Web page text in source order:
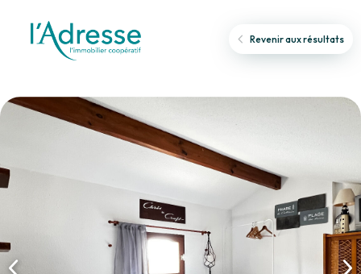
Revenir aux résultats